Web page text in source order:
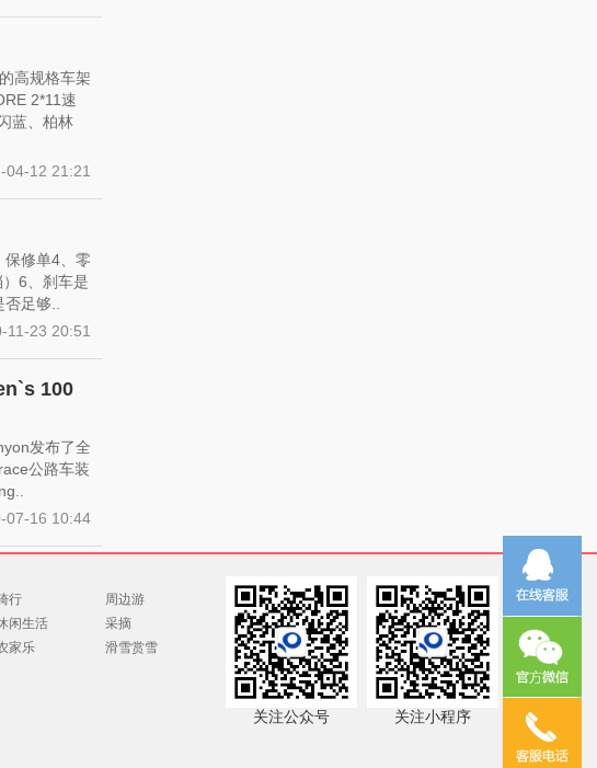
高规格车架
2*11速
蓝、柏林
04-12 21:21
保修单4、零
6、刹车是
足够..
11-23 20:51
100
发布了全
公路车装
07-16 10:44
行
周边游
闲生活
采摘
家乐
滑雪赏雪
关注公众号 关注小程序